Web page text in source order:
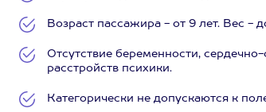
Возраст пассажира - от 9 лет. Вес -
Отсутствие беременности,
расстройств психики.
Категорически не допускаются к